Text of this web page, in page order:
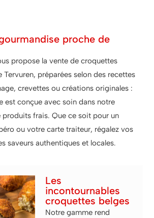
proche de
propose la vente de croquettes
Tervuren, préparées selon des recettes
crevettes ou créations originales :
est conçue avec soin dans notre
produits frais. Que ce soit pour un
ou votre carte traiteur, régalez vos
saveurs authentiques et locales.
Les
incontournables
croquettes belges
Notre gamme rend